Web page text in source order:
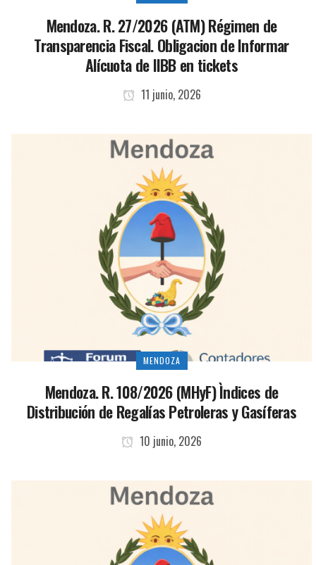
Mendoza. R. 27/2026 (ATM) Régimen de
Transparencia Fiscal. Obligacion de Informar
Alícuota de IIBB en tickets
11 junio, 2026
MENDOZA
Mendoza. R. 108/2026 (MHyF) Ìndices de
Distribución de Regalías Petroleras y Gasíferas
10 junio, 2026